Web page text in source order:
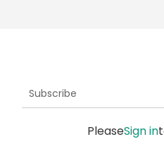
Subscribe
PleaseSign in